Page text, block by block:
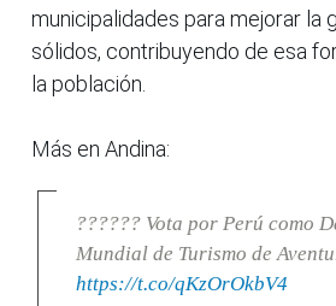
municipalidades para mejorar la
sólidos, contribuyendo de esa
la población.
Más en Andina:
?????? Vota por Perú como
Mundial de Turismo de
https://t.co/qKzOrOkbV4